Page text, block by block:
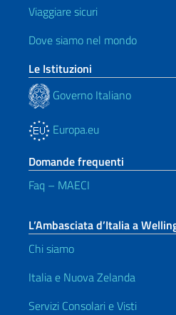
Viaggiare sicuri
Dove siamo nel mondo
Le Istituzioni
Governo Italiano
Europa.eu
Domande frequenti
Faq – MAECI
L’Ambasciata d’Italia a
Chi siamo
Italia e Nuova Zelanda
Servizi Consolari e Visti